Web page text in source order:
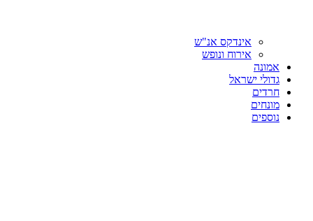
אינדקס אנ"ש
אירוח ונופש
אמונה
גדולי ישראל
חרדים
מונחים
נוספים